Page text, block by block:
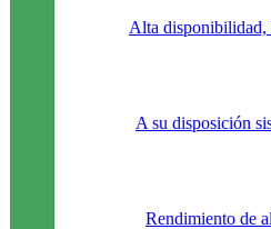
Alta disponibilidad,
A su disposición
Rendimiento de